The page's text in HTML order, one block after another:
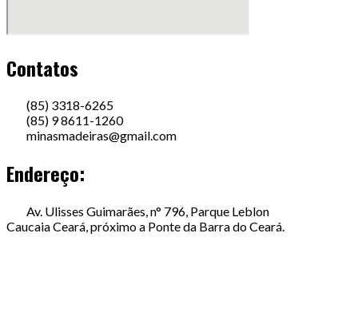
Contatos
(85) 3318-6265
(85) 9 8611-1260
minasmadeiras@gmail.com
Endereço:
Av. Ulisses Guimarães, n° 796, Parque Leblon
Caucaia Ceará, próximo a Ponte da Barra do Ceará.